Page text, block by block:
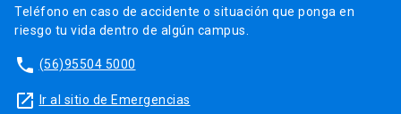
Teléfono en caso de accidente o situación que ponga en
riesgo tu vida dentro de algún campus.
phone (56)95504 5000
launch Ir al sitio de Emergencias